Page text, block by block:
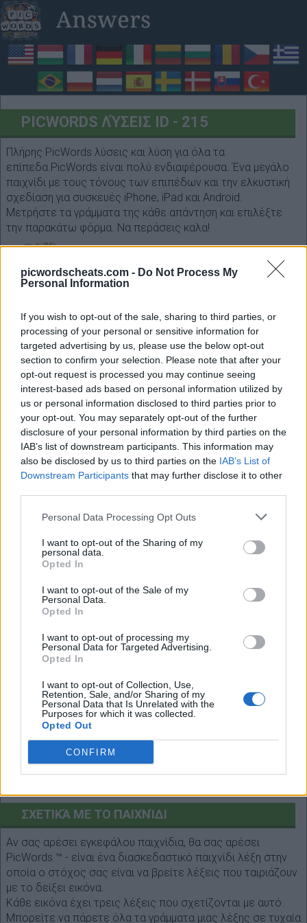
picwordscheats.com - Do Not Process My
Personal Information
If you wish to opt-out of the sale, sharing to third parties, or
processing of your personal or sensitive information for
targeted advertising by us, please use the below opt-out
section to confirm your selection. Please note that after your
opt-out request is processed you may continue seeing
interest-based ads based on personal information utilized by
us or personal information disclosed to third parties prior to
your opt-out. You may separately opt-out of the further
disclosure of your personal information by third parties on the
IAB’s list of downstream participants. This information may
also be disclosed by us to third parties on the IAB’s List of
Downstream Participants that may further disclose it to other
Personal Data Processing Opt Outs
I want to opt-out of the Sharing of my
personal data.
Opted In
I want to opt-out of the Sale of my
Personal Data.
Opted In
I want to opt-out of processing my
Personal Data for Targeted Advertising.
Opted In
I want to opt-out of Collection, Use,
Retention, Sale, and/or Sharing of my
Personal Data that Is Unrelated with the
Purposes for which it was collected.
Opted Out
CONFIRM
PICWORDS ΛΎΣΕΙΣ ID - 215
Πλήρης PicWords λύσεις και λύση για όλα τα
επίπεδα.PicWords είναι πολύ ενδιαφέρουσα. Ένα μεγάλο
παιχνίδι με τους τόνους των επιπέδων και την ελκυστική
σχεδίαση για συσκευές iPhone, iPad και Android.
Μετρήστε τα γράμματα της κάθε απάντηση και επιλέξτε
την παρακάτω φόρμα. Να περάσεις καλα!
Απάντηση:γήπεδο γκολφ, μπαστούνια του
γκολφ, γάντι
Επιλέξτε κάθε μήκος λέξης:
ΣΧΕΤΙΚΆ ΜΕ ΤΟ ΠΑΙΧΝΊΔΙ
Αν σας αρέσει εγκεφάλου παιχνίδια, θα σας αρέσει
PicWords ™ - είναι ένα διασκεδαστικό παιχνίδι λέξη στην
οποία ο στόχος σας είναι να βρείτε λέξεις που ταιριάζουν
με το δείξει εικόνα.
Κάθε εικόνα έχει τρεις λέξεις που σχετίζονται με αυτό.
Μπορείτε να πάρετε όλα τα γράμματα μιας λέξης σε τυχαία